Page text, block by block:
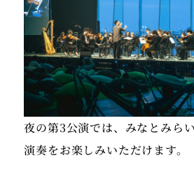
夜の第3公演では、みなとみら
演奏をお楽しみいただけます。